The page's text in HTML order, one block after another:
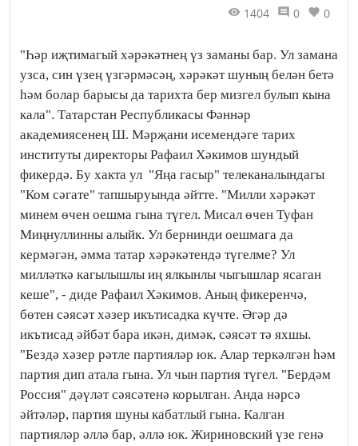
1404 0 0
"Һәр иҗтимагый хәрәкәтнең үз заманы бар. Ул замана
узса, син үзең үзгәрмәсәң, хәрәкәт шуның белән бетә
һәм болар барысы да тарихта бер мизгел булып кына
кала". Татарстан Республикасы Фәннәр
академиясенең Ш. Мәрҗани исемендәге тарих
институты директоры Рафаил Хәкимов шундый
фикердә. Бу хакта ул "Яңа гасыр" телеканалындагы
"Ком сәгате" тапшыруында әйтте. "Милли хәрәкәт
минем өчен оешма гына түгел. Мисал өчен Туфан
Миңнуллинны алыйк. Ул бернинди оешмага да
кермәгән, әмма татар хәрәкәтендә түгелме? Ул
милләткә кагылышлы иң ялкынлы чыгышлар ясаган
кеше", - диде Рафаил Хәкимов. Аның фикеренчә,
бөтен сәясәт хәзер икътисадка күчте. Әгәр дә
икътисад әйбәт бара икән, димәк, сәясәт тә яхшы.
"Бездә хәзер рәтле партияләр юк. Алар теркәлгән һәм
партия дип атала гына. Ул чын партия түгел. "Бердәм
Россия" дәүләт сәясәтенә корылган. Анда нәрсә
әйтәләр, партия шуны кабатлый гына. Калган
партияләр әллә бар, әллә юк. Жириновский үзе генә